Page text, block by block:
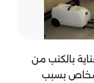
بالكنب من
بسبب